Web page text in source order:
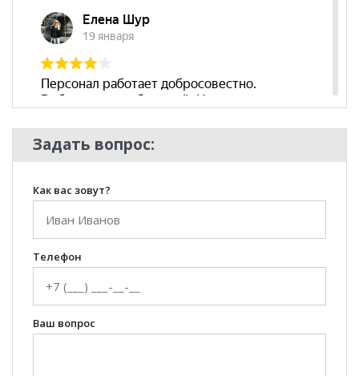
Наличие
подлокотников
да
Бренд
Стиль
Современный
Комната
Гостиная
Задать вопрос:
Как вас зовут?
Телефон
Ваш вопрос